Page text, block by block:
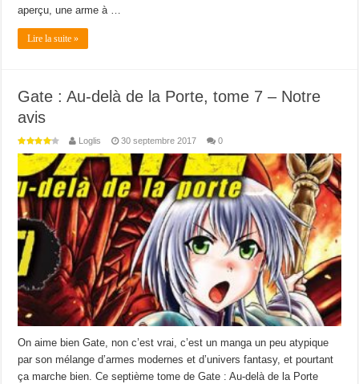
aperçu, une arme à …
Lire la suite »
Gate : Au-delà de la Porte, tome 7 – Notre
avis
Loglis 30 septembre 2017 0
On aime bien Gate, non c’est vrai, c’est un manga un peu atypique
par son mélange d’armes modernes et d’univers fantasy, et pourtant
ça marche bien. Ce septième tome de Gate : Au-delà de la Porte